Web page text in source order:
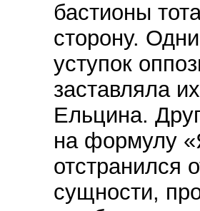
бастионы
сторону.
уступок
заставляла
Ельцина.
на формулу
отстранился
сущности,